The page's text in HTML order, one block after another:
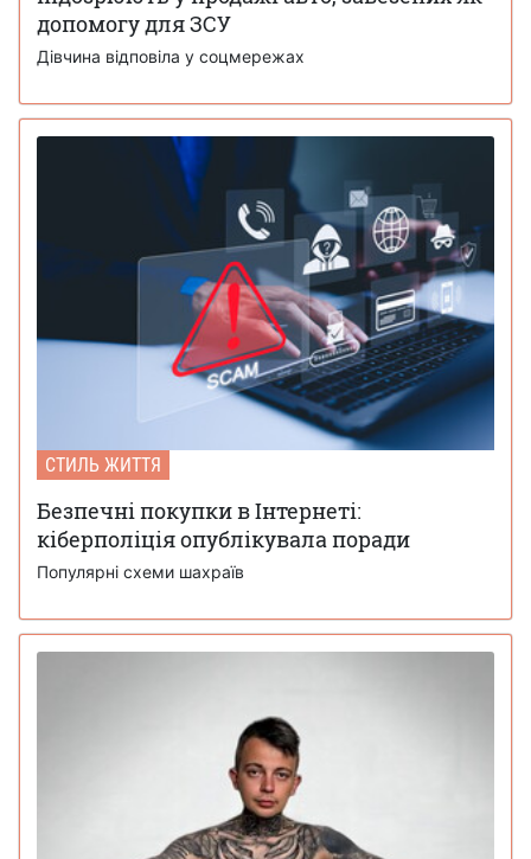
допомогу для ЗСУ
Дівчина відповіла у соцмережах
СТИЛЬ ЖИТТЯ
Безпечні покупки в Інтернеті:
кіберполіція опублікувала поради
Популярні схеми шахраїв